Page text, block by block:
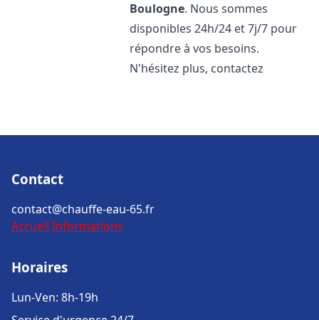
Boulogne. Nous sommes
disponibles 24h/24 et 7j/7 pour
répondre à vos besoins.
N'hésitez plus, contactez
Contact
contact@chauffe-eau-65.fr
Accueil Informations
Horaires
Lun-Ven: 8h-19h